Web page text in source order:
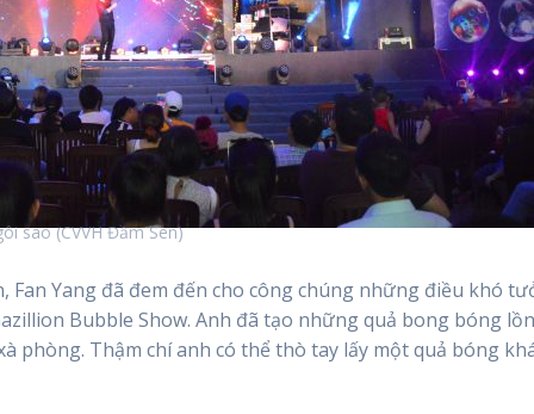
sao (CVVH Đầm Sen)
Fan Yang đã đem đến cho công chúng những điều khó
Bubble Show. Anh đã tạo những quả bong bóng
phòng. Thậm chí anh có thể thò tay lấy một quả bóng